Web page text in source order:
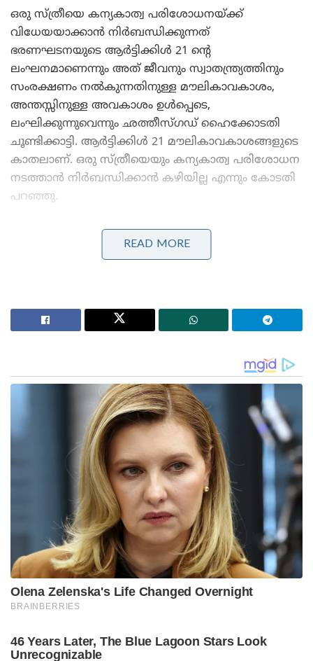
ഒരു സ്ത്രീയെ കന്യകാത്വ പരിശോധനയ്ക്ക്
വിധേയയാക്കാൻ നിർബന്ധിക്കുന്നത്
ഭരണഘടനയുടെ ആർട്ടിക്കിൾ 21 ന്റെ
ലംഘനമാണെന്നും അത് ജീവനും സ്വാതന്ത്ര്യത്തിനും
സംരക്ഷണം നൽകുന്നതിനുള്ള മൗലികാവകാശം,
അന്തസ്സിനുള്ള അവകാശം ഉൾപ്പെടെ,
ലംഘിക്കുന്നുവെന്നും ഛത്തീസ്ഗഡ് ഹൈക്കോടതി
ചൂണ്ടിക്കാട്ടി. ആർട്ടിക്കിൾ 21 മൗലികാവകാശങ്ങളുടെ
കാതലാണ്. ഒരു സ്ത്രീയെയും കന്യകാത്വ പരിശോധന
നടത്താൻ നിർബന്ധിക്കാൻ കഴിയില്ല എന്നും കോടതി
പറഞ്ഞു.
Stories you may like
തീവ്രവാദ പ്രചാരണത്തിനെതിരെ ശക്തമായ
നടപടികളുമായി ഫഡ്നാവിസ് ; തീവ്രനിലപാടുള്ള 114
ഭാര്യക്ക് മറ്റൊരു പുരുഷനുമായി അവിഹിത
ബന്ധമുണ്ടെന്ന് ആരോപിച്ച് കന്യകാത്വ പരിശോധന
നടത്തണമെന്ന് ഭർത്താവ് ആവശ്യം ഉന്നയിച്ച
ക്രിമിനൽ ഹർജിയിലാണ് ഹൈക്കോടതിയുടെ വിധി.
2024 ഒക്ടോബർ 15 ലെ കുടുംബ കോടതിയുടെ
ഇടക്കാല അപേക്ഷ തള്ളിയ ഉത്തരവിനെയാണ്
കോടതി ചോദ്യം ചെയ്തത്.
2023 ഏപ്രിൽ 30 നായിരുന്നു ഇരുവരും
വിവാഹിതയായത്. പങ്കാളിക്ക് വന്ധ്യതയുണ്ടെന്ന്
യുവതി കുടുംബാംഗങ്ങളോട് പറഞ്ഞതായും
യുവാവിനൊപ്പം ജീവിക്കാൻ വിസമ്മതിക്കുകയും
ചെയ്തിരുന്നു. തുടർന്ന് യുവതി ഭർത്താവിൽ നിന്ന്
ജില്ലയിലെ കുടുംബകോടതിയിൽ ഒരു ഇടക്കാല
അപേക്ഷ സമർപ്പിച്ചു. പിന്നാലെ ഭാര്യയുടെ കന്യകാത്വ
READ MORE